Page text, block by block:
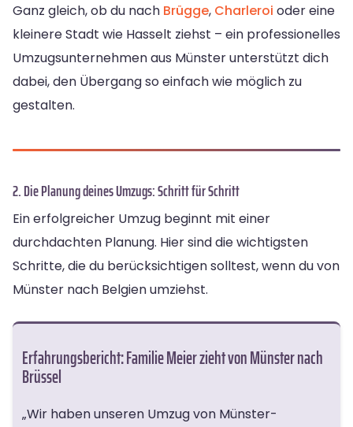
Ganz gleich, ob du nach Brügge, Charleroi oder eine
kleinere Stadt wie Hasselt ziehst – ein professionelles
Umzugsunternehmen aus Münster unterstützt dich
dabei, den Übergang so einfach wie möglich zu
gestalten.
2. Die Planung deines Umzugs: Schritt für Schritt
Ein erfolgreicher Umzug beginnt mit einer
durchdachten Planung. Hier sind die wichtigsten
Schritte, die du berücksichtigen solltest, wenn du von
Münster nach Belgien umziehst.
Erfahrungsbericht: Familie Meier zieht von Münster nach
Brüssel
„Wir haben unseren Umzug von Münster-